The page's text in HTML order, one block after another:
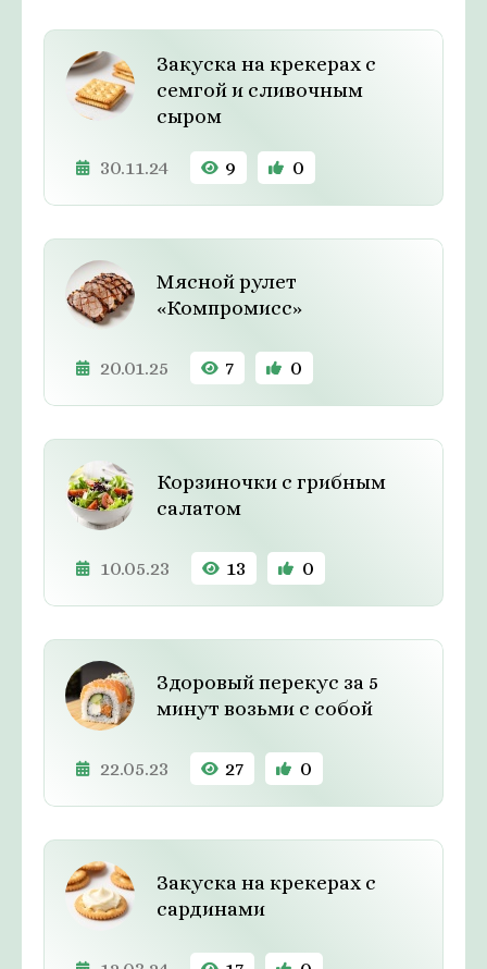
Закуска на крекерах с
семгой и сливочным
сыром
30.11.24 9 0
Мясной рулет
«Компромисс»
20.01.25 7 0
Корзиночки с грибным
салатом
10.05.23 13 0
Здоровый перекус за 5
минут возьми с собой
22.05.23 27 0
Закуска на крекерах с
сардинами